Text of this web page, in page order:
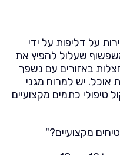
על דליפות על ידי
שעלול להפיץ את
באזורים עם נשפך
אוכל. יש למרוח מגני
טיפולי כתמים מקצועיים
מקצועיים?"